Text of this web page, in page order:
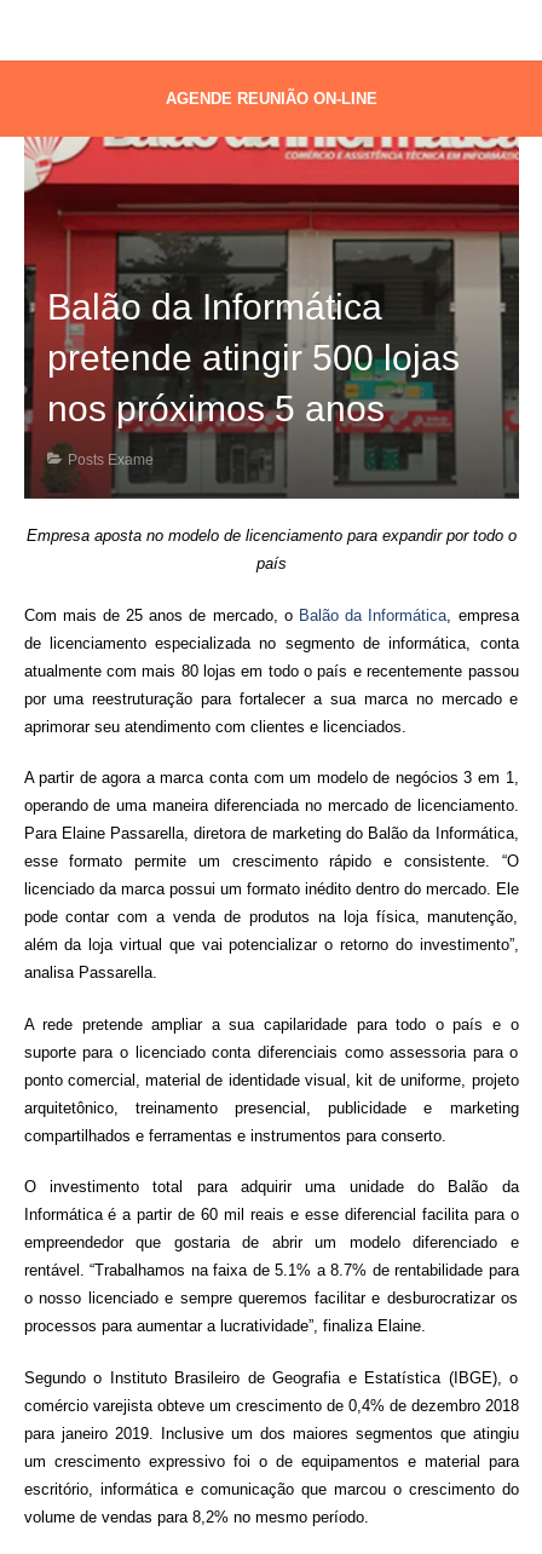
AGENDE REUNIÃO ON-LINE
Balão da Informática
pretende atingir 500 lojas
nos próximos 5 anos
Posts Exame
Empresa aposta no modelo de licenciamento para expandir por todo o
país
Com mais de 25 anos de mercado, o Balão da Informática , empresa
de licenciamento especializada no segmento de informática, conta
atualmente com mais 80 lojas em todo o país e recentemente passou
por uma reestruturação para fortalecer a sua marca no mercado e
aprimorar seu atendimento com clientes elicenciados
A partir de agora a marca conta com um modelo de negócios 3 em 1,
operando de uma maneira diferenciada no mercado de licenciamento.
Para Elaine Passarella, diretora de marketing do Balão da Informática,
esse formato permite um crescimento rápido e consistente. “O
licenciado da marca possui um formato inédito dentro do mercado. Ele
pode contar com a venda de produtos na loja física, manutenção,
além da loja virtual que vai potencializar o retorno do investimento”,
analisa Passarella.
A rede pretende ampliar a sua capilaridade para todo o país e o
suporte para o licenciado conta diferenciais como assessoria para o
ponto comercial, material de identidade visual, kit de uniforme, projeto
arquitetônico, treinamento presencial, publicidade e marketing
compartilhados e ferramentas e instrumentos para conserto.
O investimento total para adquirir uma unidade do Balão da
Informática éa partirde 60 mil reais e esse diferencial facilita para o
empreendedor que gostaria de abrir um modelo diferenciado e
rentável. “Trabalhamos na faixa de 5.1% a 8.7% de rentabilidade para
o nosso licenciado e sempre queremos facilitar e desburocratizar os
processos para aumentar a lucratividade”, finaliza Elaine.
Segundo o Instituto Brasileiro de Geografia e Estatística (IBGE), o
comércio varejista obteve um crescimento de 0,4% de dezembro 2018
para janeiro 2019. Inclusive um dos maiores segmentos que atingiu
um crescimento expressivo foi o de equipamentos e material para
escritório, informática e comunicação que marcou o crescimento do
volume de vendas para 8,2% no mesmo período.